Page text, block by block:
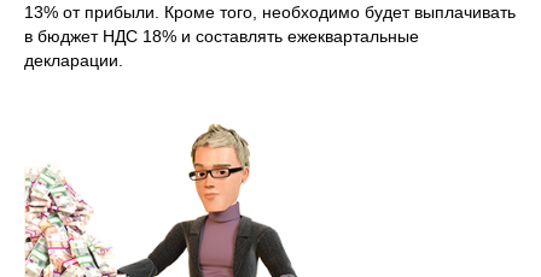
13% от прибыли. Кроме того, необходимо будет выплачивать
в бюджет НДС 18% и составлять ежеквартальные
декларации.